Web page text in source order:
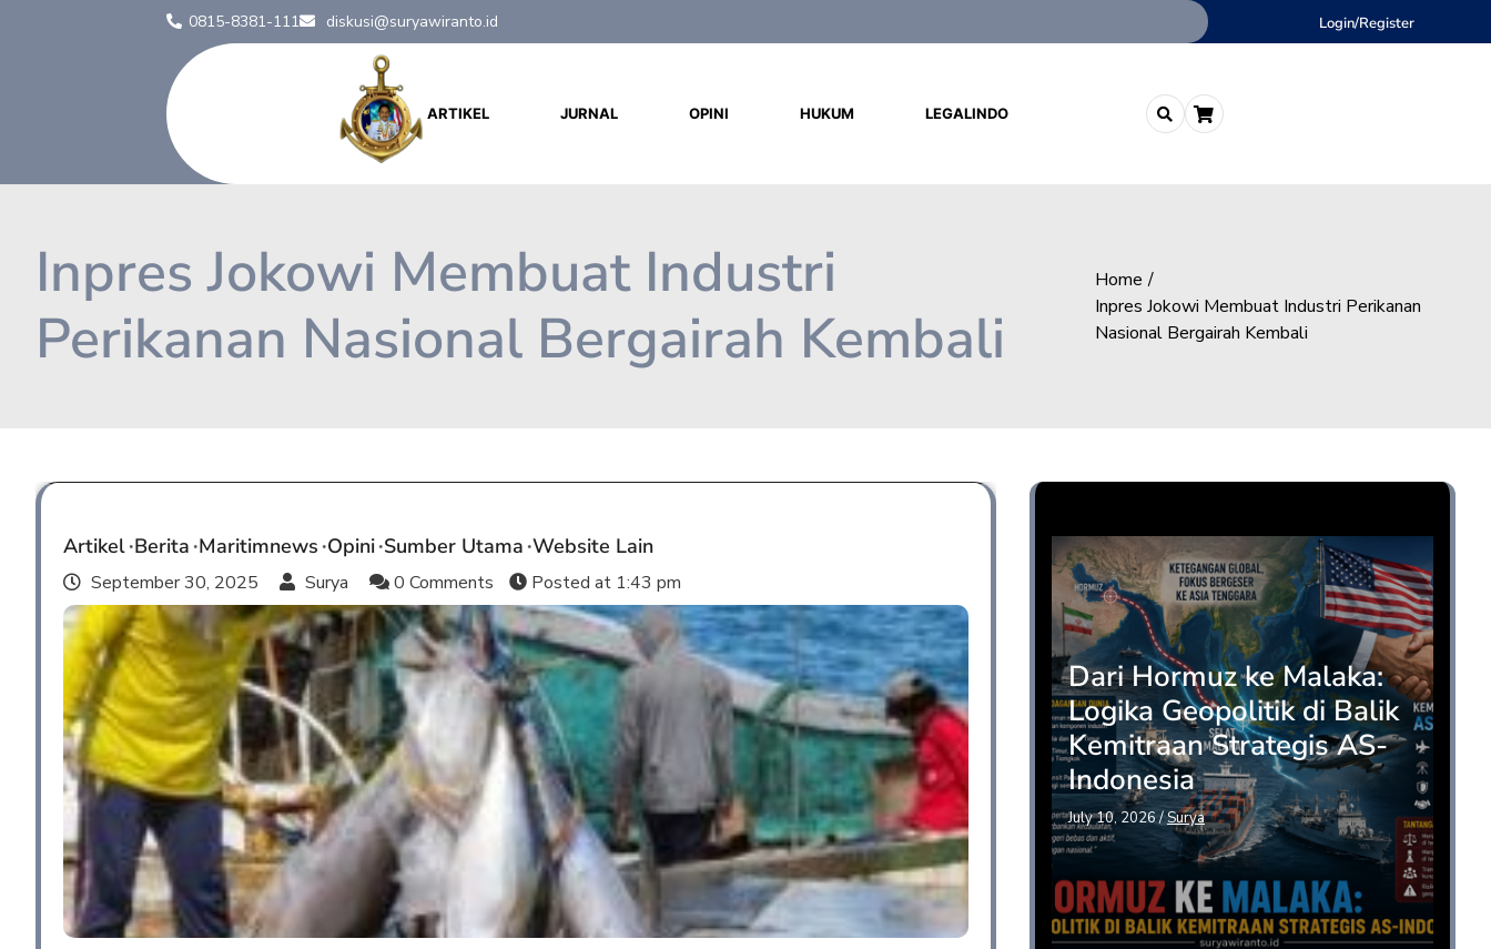
0815-8381-111 diskusi@suryawiranto.id Login/Register
ARTIKEL JURNAL OPINI HUKUM LEGALINDO
Inpres Jokowi Membuat Industri
Perikanan Nasional Bergairah Kembali
Home
Inpres Jokowi Membuat Industri Perikanan
Nasional Bergairah Kembali
Artikel Berita Maritimnews Opini Sumber Utama Website Lain
September 30, 2025 Surya 0 Comments Posted at 1:43 pm
Dari Hormuz ke Malaka:
Logika Geopolitik di Balik
Kemitraan Strategis AS-
Indonesia
July 10, 2026/Surya